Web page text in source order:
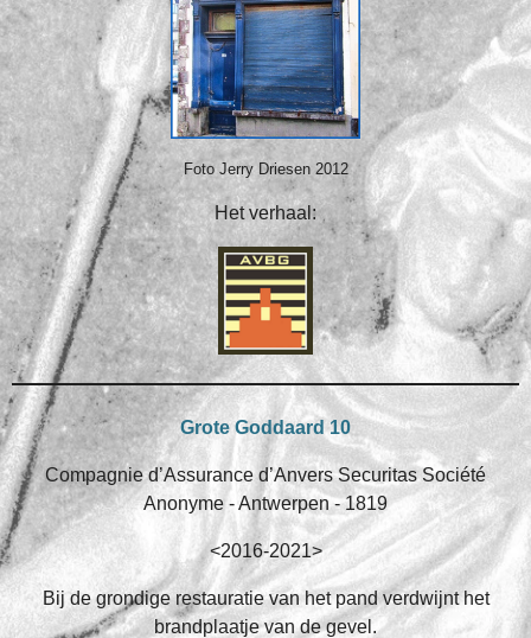
Foto Jerry Driesen 2012
Het verhaal:
Grote Goddaard 10
Compagnie d’Assurance d’Anvers Securitas Société
Anonyme - Antwerpen - 1819
<2016-2021>
Bij de grondige restauratie van het pand verdwijnt het
brandplaatje van de gevel.